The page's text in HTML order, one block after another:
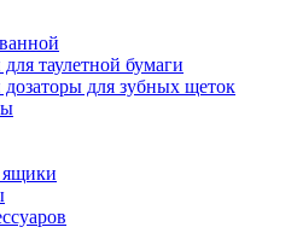
таулетной бумаги
для зубных щеток